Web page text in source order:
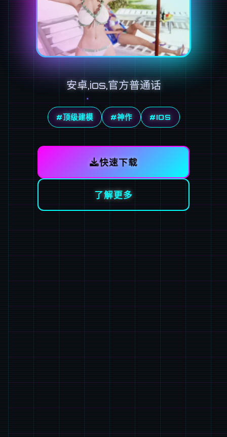
安卓,ios,官方普通话
#顶级建模 #神作 #IOS
快速下载
了解更多